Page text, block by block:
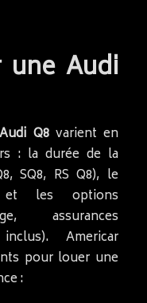
Audi
Q8varient en
: la durée de la
SQ8, RS Q8), le
et les options
assurances
Americar
pour louer une
: